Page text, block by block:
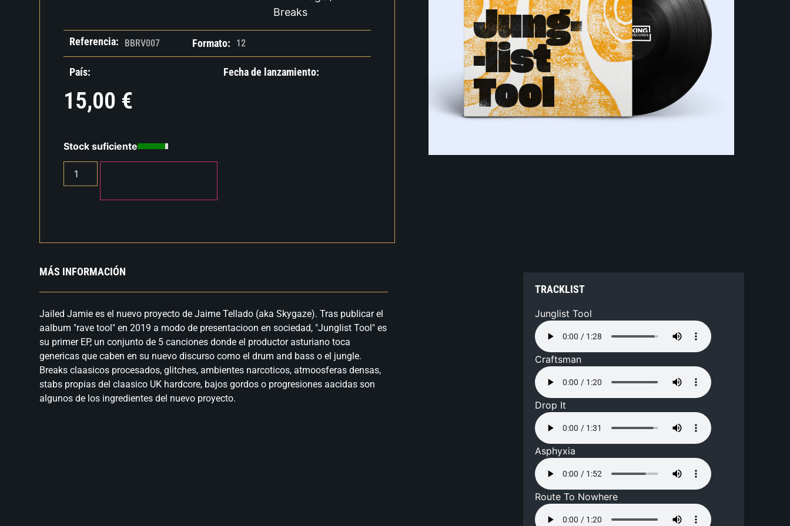
Breaks
Referencia: BBRV007 Formato: 12
País: Fecha de lanzamiento:
15,00 €
Stock suficiente
MÁS INFORMACIÓN
Jailed Jamie es el nuevo proyecto de Jaime Tellado (aka Skygaze). Tras publicar el
aalbum "rave tool" en 2019 a modo de presentacioon en sociedad, "Junglist Tool" es
su primer EP, un conjunto de 5 canciones donde el productor asturiano toca
genericas que caben en su nuevo discurso como el drum and bass o el jungle.
Breaks claasicos procesados, glitches, ambientes narcoticos, atmoosferas densas,
stabs propias del claasico UK hardcore, bajos gordos o progresiones aacidas son
algunos de los ingredientes del nuevo proyecto.
TRACKLIST
Junglist Tool
Craftsman
Drop It
Asphyxia
Route To Nowhere